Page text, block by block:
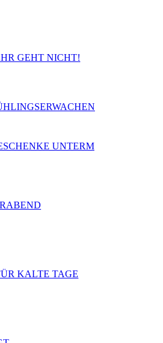
GEHT NICHT!
UNTERM
KALTE TAGE